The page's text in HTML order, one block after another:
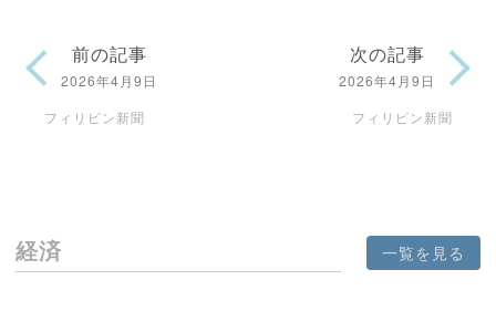
前の記事
2026年4月9日
フィリピン新聞
次の記事
2026年4月9日
フィリピン新聞
経済 一覧を見る